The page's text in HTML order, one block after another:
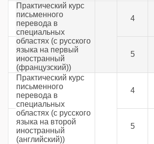
Практический курс
письменного
перевода в
специальных
областях (с русского
языка на первый
иностранный
(французский))
4
5
Практический курс
письменного
перевода в
специальных
областях (с русского
языка на второй
иностранный
(английский))
4
5